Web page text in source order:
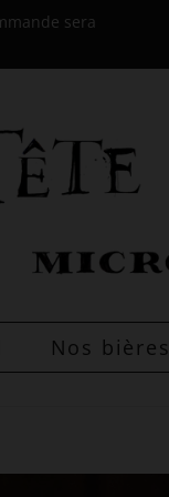
sera
Nos bières